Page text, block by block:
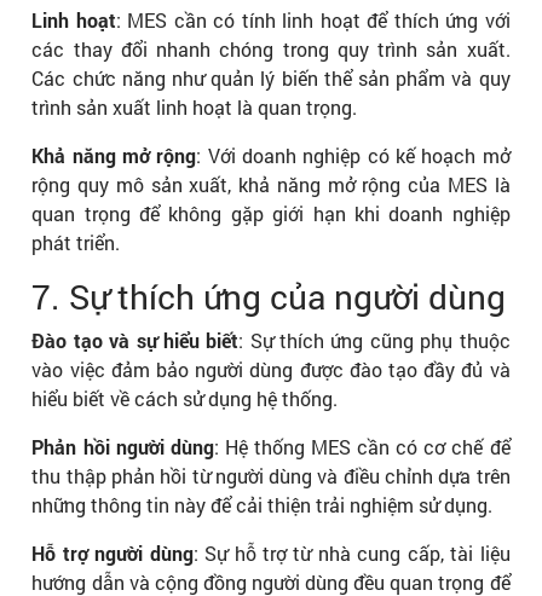
Linh hoạt: MES cần có tính linh hoạt để thích ứng với
các thay đổi nhanh chóng trong quy trình sản xuất.
Các chức năng như quản lý biến thể sản phẩm và quy
trình sản xuất linh hoạt là quan trọng.
Khả năng mở rộng: Với doanh nghiệp có kế hoạch mở
rộng quy mô sản xuất, khả năng mở rộng của MES là
quan trọng để không gặp giới hạn khi doanh nghiệp
phát triển.
7. Sự thích ứng của người dùng
Đào tạo và sự hiểu biết: Sự thích ứng cũng phụ thuộc
vào việc đảm bảo người dùng được đào tạo đầy đủ và
hiểu biết về cách sử dụng hệ thống.
Phản hồi người dùng: Hệ thống MES cần có cơ chế để
thu thập phản hồi từ người dùng và điều chỉnh dựa trên
những thông tin này để cải thiện trải nghiệm sử dụng.
Hỗ trợ người dùng: Sự hỗ trợ từ nhà cung cấp, tài liệu
hướng dẫn và cộng đồng người dùng đều quan trọng để